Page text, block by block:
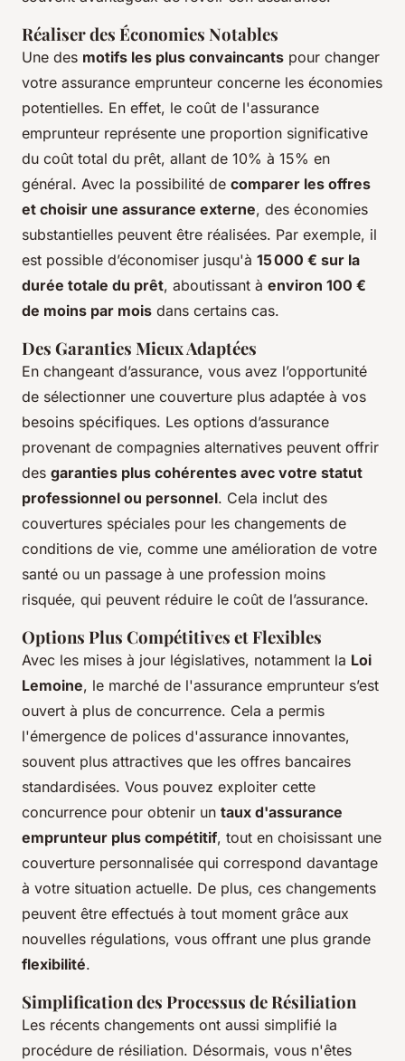
Réaliser des Économies Notables
Une des motifs les plus convaincants pour changer
votre assurance emprunteur concerne les économies
potentielles. En effet, le coût de l'assurance
emprunteur représente une proportion significative
du coût total du prêt, allant de 10% à 15% en
général. Avec la possibilité de comparer les offres
et choisir une assurance externe, des économies
substantielles peuvent être réalisées. Par exemple, il
est possible d’économiser jusqu'à 15 000 € sur la
durée totale du prêt, aboutissant à environ 100 €
de moins par mois dans certains cas.
Des Garanties Mieux Adaptées
En changeant d’assurance, vous avez l’opportunité
de sélectionner une couverture plus adaptée à vos
besoins spécifiques. Les options d’assurance
provenant de compagnies alternatives peuvent offrir
des garanties plus cohérentes avec votre statut
professionnel ou personnel. Cela inclut des
couvertures spéciales pour les changements de
conditions de vie, comme une amélioration de votre
santé ou un passage à une profession moins
risquée, qui peuvent réduire le coût de l’assurance.
Options Plus Compétitives et Flexibles
Avec les mises à jour législatives, notamment la Loi
Lemoine, le marché de l'assurance emprunteur s’est
ouvert à plus de concurrence. Cela a permis
l'émergence de polices d'assurance innovantes,
souvent plus attractives que les offres bancaires
standardisées. Vous pouvez exploiter cette
concurrence pour obtenir un taux d'assurance
emprunteur plus compétitif, tout en choisissant une
couverture personnalisée qui correspond davantage
à votre situation actuelle. De plus, ces changements
peuvent être effectués à tout moment grâce aux
nouvelles régulations, vous offrant une plus grande
flexibilité.
Simplification des Processus de Résiliation
Les récents changements ont aussi simplifié la
procédure de résiliation. Désormais, vous n'êtes